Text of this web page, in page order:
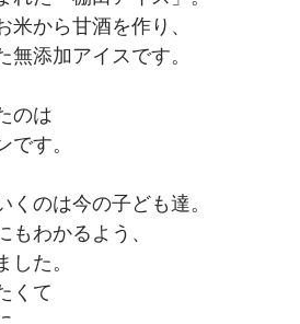
米から甘酒を作り、
添加アイスです。
のは
す。
のは今の子ども達。
わかるよう、
た。
くて